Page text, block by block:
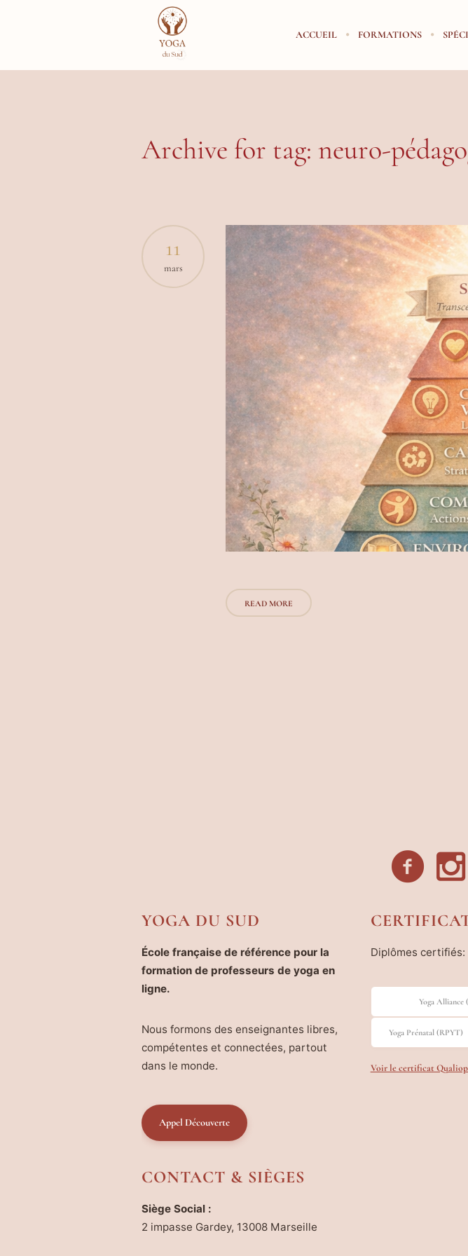
ACCUEIL FORMATIONS
Archive for tag: neuro-
11
mars
READ MORE
YOGA DU SUD
École française de référence pour la
formation de professeurs de yoga en
ligne.
Nous formons des enseignantes libres,
compétentes et connectées, partout
dans le monde.
Appel Découverte
Diplômes certifiés:
Yoga Alliance
Yoga Prénatal (RPYT)
Voir le certificat
CONTACT & SIÈGES
Siège Social :
2 impasse Gardey, 13008 Marseille